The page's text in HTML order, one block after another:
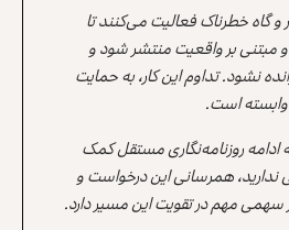
و گاه خطرناک فعالیت می‌کنند تا
مبتنی بر واقعیت منتشر شود و
نشود. تداوم این کار، به حمایت
است.
ادامه روزنامه‌نگاری مستقل کمک
همرسانی این درخواست و
سهمی مهم در تقویت این مسیر دارد.